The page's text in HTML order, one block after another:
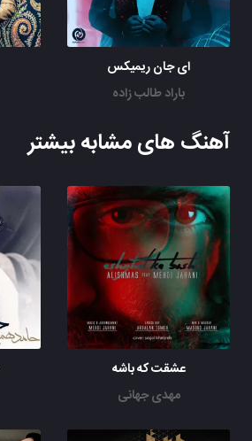
ای جان ریمیکس
باراد طالب زاده
آهنگ های مشابه بیشتر
عشقت که باشه
مهدی جهانی